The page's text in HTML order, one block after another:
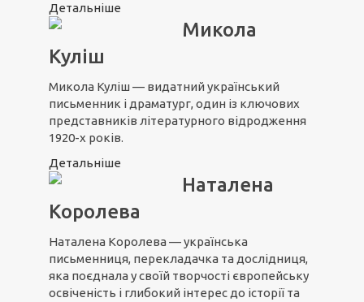
Детальніше
Микола
Куліш
Микола Куліш — видатний український
письменник і драматург, один із ключових
представників літературного відродження
1920-х років.
Детальніше
Наталена
Королева
Наталена Королева — українська
письменниця, перекладачка та дослідниця,
яка поєднала у своїй творчості європейську
освіченість і глибокий інтерес до історії та